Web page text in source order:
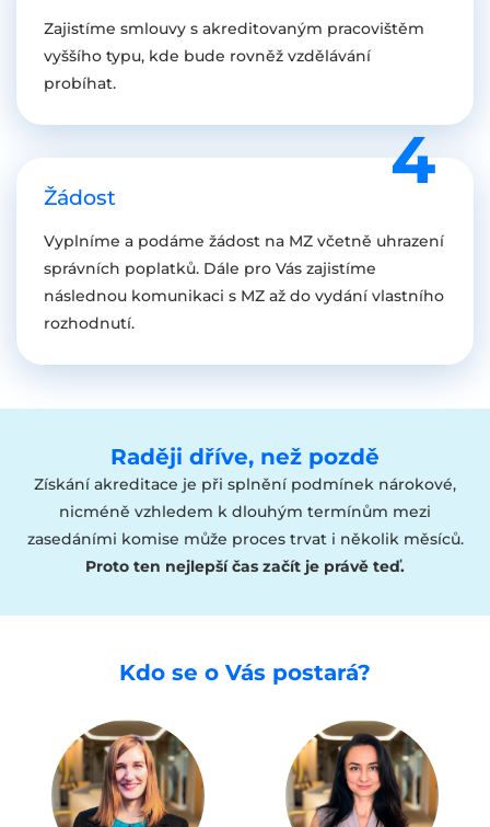
Zajistíme smlouvy s akreditovaným pracovištěm
vyššího typu, kde bude rovněž vzdělávání
probíhat.
Žádost
Vyplníme a podáme žádost na MZ včetně uhrazení
správních poplatků. Dále pro Vás zajistíme
následnou komunikaci s MZ až do vydání vlastního
rozhodnutí.
Raději dříve, než pozdě
Získání akreditace je při splnění podmínek nárokové,
nicméně vzhledem k dlouhým termínům mezi
zasedáními komise může proces trvat i několik měsíců.
Proto ten nejlepší čas začít je právě teď.
Kdo se o Vás postará?